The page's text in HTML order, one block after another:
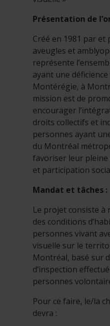
Présentation de
Créé en 1981 par
aveugles et
représente
ayant une
Montérégie, à
mission est de
encourager
droits collectifs et
personnes ayant
du Montréal
favoriser leur
et participation
Mandat et tâches :
Le projet consiste
des conditions
personnes vivant
visuelle sur le
Montréal, basé sur
d’inspection
personnes
Pour ce faire, le/la
devra :